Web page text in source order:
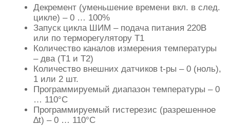
Декремент (уменьшение времени вкл. в след.
цикле) – 0 … 100%
Запуск цикла ШИМ – подача питания 220В
или по терморегулятору Т1
Количество каналов измерения температуры
– два (Т1 и Т2)
Количество внешних датчиков t-ры – 0 (ноль),
1 или 2 шт.
Программируемый диапазон температуры – 0
… 110°С
Программируемый гистерезис (разрешенное
∆t) – 0 … 110°С